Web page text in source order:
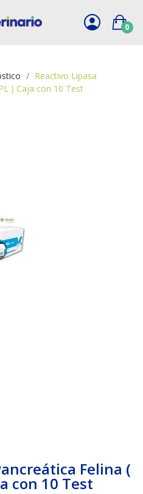
0
Reactivo Lipasa
) Caja con 10 Test
Felina (
con 10 Test